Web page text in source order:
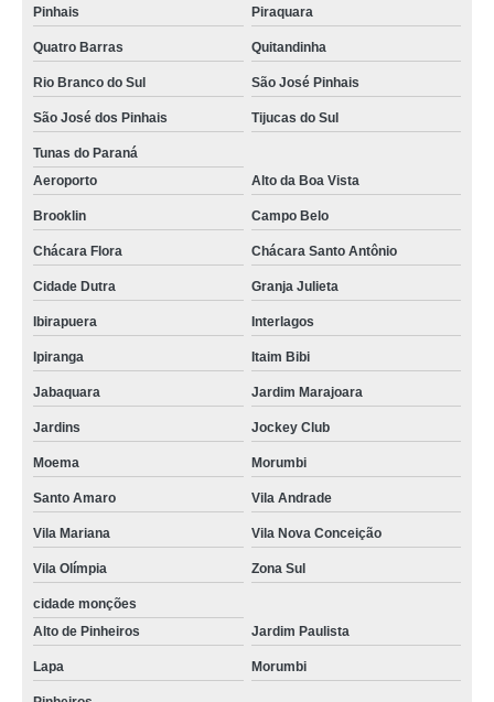
serviço de ajudante de serviços gerais Centro de Quatro Barras
empresa especializada em serviço de ajudante de armazém Campo Largo
Pinhais Piraquara
Quatro Barras Quitandinha
Rio Branco do Sul São José Pinhais
São José dos Pinhais Tijucas do Sul
Tunas do Paraná
Aeroporto
Alto da Boa Vista
Brooklin Campo Belo
Chácara Flora Chácara Santo Antônio
Cidade Dutra Granja Julieta
Ibirapuera Interlagos
Ipiranga Itaim Bibi
Jabaquara Jardim Marajoara
Jardins Jockey Club
Moema Morumbi
Santo Amaro Vila Andrade
Vila Mariana Vila Nova Conceição
Vila Olímpia Zona Sul
cidade monções
Alto de Pinheiros
Jardim Paulista
Lapa Morumbi